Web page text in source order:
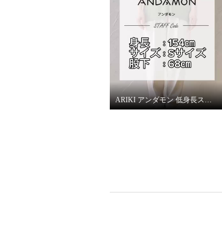
アンダモン 綿１００％ トリコ
ット ストレートパンツ ＜股下
６６ｃｍ＞
ダークネイビー Ｓ
ARIKI アンダモン 低身長スタッフがはいてみました！